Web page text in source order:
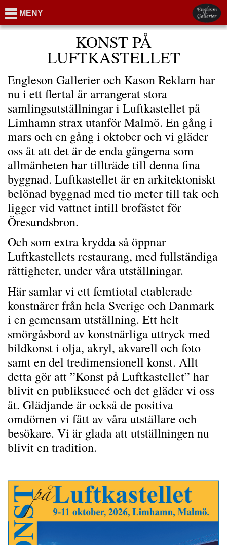
MENY
KONST PÅ
LUFTKASTELLET
Engleson Gallerier och Kason Reklam har
nu i ett flertal år arrangerat stora
samlingsutställningar i Luftkastellet på
Limhamn strax utanför Malmö. En gång i
mars och en gång i oktober och vi gläder
oss åt att det är de enda gångerna som
allmänheten har tillträde till denna fina
byggnad. Luftkastellet är en arkitektoniskt
belönad byggnad med tio meter till tak och
ligger vid vattnet intill brofästet för
Öresundsbron.
Och som extra krydda så öppnar
Luftkastellets restaurang, med fullständiga
rättigheter, under våra utställningar.
Här samlar vi ett femtiotal etablerade
konstnärer från hela Sverige och Danmark
i en gemensam utställning. Ett helt
smörgåsbord av konstnärliga uttryck med
bildkonst i olja, akryl, akvarell och foto
samt en del tredimensionell konst. Allt
detta gör att ”Konst på Luftkastellet” har
blivit en publiksuccé och det gläder vi oss
åt. Glädjande är också de positiva
omdömen vi fått av våra utställare och
besökare. Vi är glada att utställningen nu
blivit en tradition.